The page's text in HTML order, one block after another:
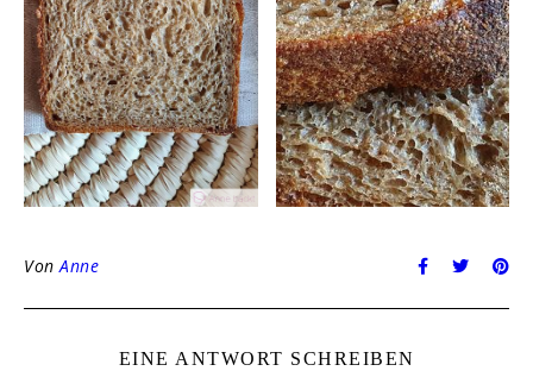
VonAnne
EINE ANTWORT SCHREIBEN